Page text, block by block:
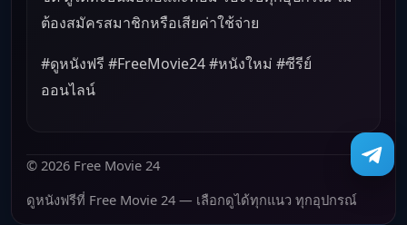
ต้องสมัครสมาชิกหรือเสียค่าใช้จ่าย
#ดูหนังฟรี #FreeMovie24 #หนังใหม่ #ซีรีย์
ออนไลน์
© 2026 Free Movie 24
ดูหนังฟรีที่ Free Movie 24 — เลือกดูได้ทุกแนว ทุกอุปกรณ์